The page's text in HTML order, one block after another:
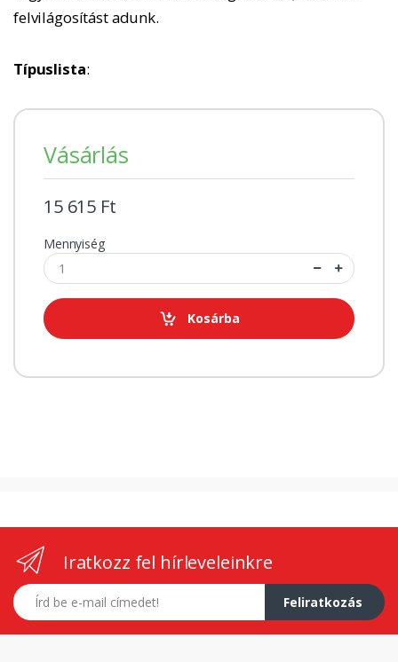
felvilágosítást adunk.
Típuslista:
Vásárlás
15 615 Ft
Mennyiség
Kosárba
Iratkozz fel hírleveleinkre
E-mail címed
Feliratkozás